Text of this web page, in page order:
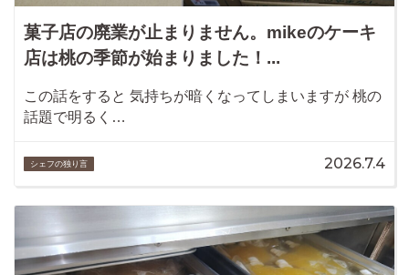
菓子店の廃業が止まりません。mikeのケーキ
店は桃の季節が始まりました！...
この話をすると 気持ちが暗くなってしまいますが 桃の
話題で明るく…
シェフの独り言 2026.7.4